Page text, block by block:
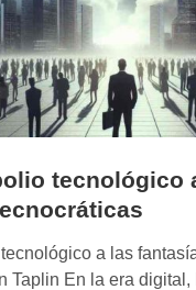
tecnológico
a las
Taplin En la era